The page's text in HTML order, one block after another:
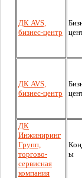
ДК AVS,
бизнес-центр
ДК AVS,
бизнес-центр
ДК
Инжиниринг
Групп,
торгово-
сервисная
компания
ы